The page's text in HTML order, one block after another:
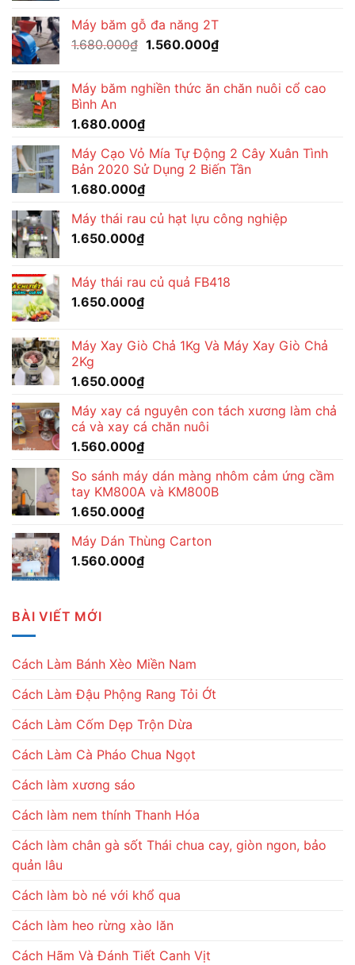
1.680.000₫.là:
1.510.000₫.
Máy băm gỗ đa năng 2T
1.680.000₫ Giá
1.680.000₫.
1.560.000₫Giá
là:
Máy băm nghiền thức ăn chăn nuôi cổ cao
Bình An
1.680.000₫
Máy Cạo Vỏ Mía Tự Động 2 Cây Xuân Tình
Bản 2020 Sử Dụng 2 Biến Tần
1.680.000₫
Máy thái rau củ hạt lựu công nghiệp
1.650.000₫
Máy thái rau củ quả FB418
1.650.000₫
Máy Xay Giò Chả 1Kg Và Máy Xay Giò Chả
2Kg
1.650.000₫
Máy xay cá nguyên con tách xương làm chả
cá và xay cá chăn nuôi
1.560.000₫
So sánh máy dán màng nhôm cảm ứng cầm
tay KM800A và KM800B
1.650.000₫
Máy Dán Thùng Carton
1.560.000₫
BÀI VIẾT MỚI
Cách Làm Bánh Xèo Miền Nam
Cách Làm Đậu Phộng Rang Tỏi Ớt
Cách Làm Cốm Dẹp Trộn Dừa
Cách Làm Cà Pháo Chua Ngọt
Cách làm xương sáo
Cách làm nem thính Thanh Hóa
Cách làm chân gà sốt Thái chua cay, giòn ngon, bảo
quản lâu
Cách làm bò né với khổ qua
Cách làm heo rừng xào lăn
Cách Hãm Và Đánh Tiết Canh Vịt